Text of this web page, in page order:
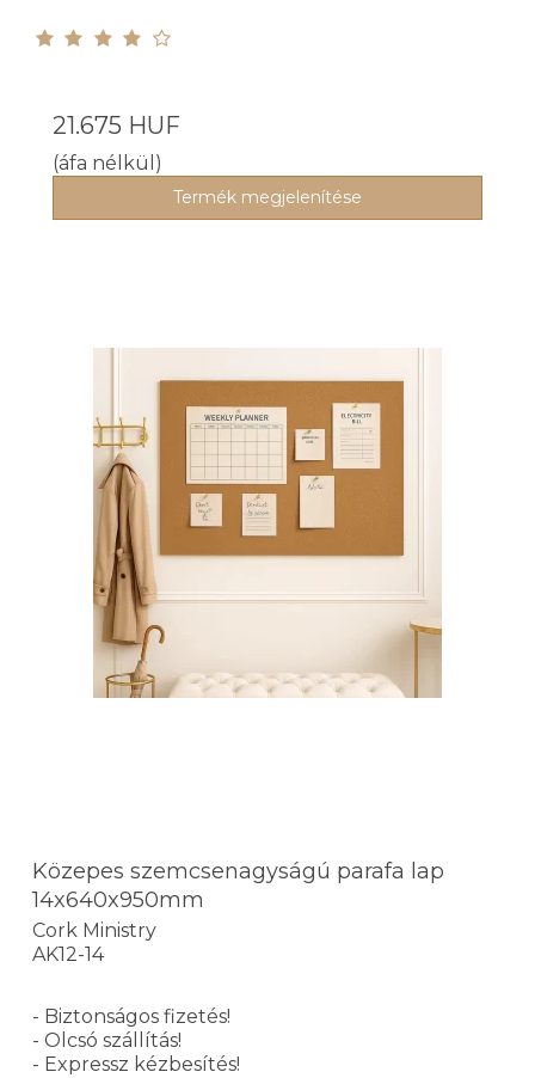
21.675 HUF
(áfa nélkül)
Termék megjelenítése
Közepes szemcsenagyságú parafa lap
14x640x950mm
Cork Ministry
AK12-14
- Biztonságos fizetés!
- Olcsó szállítás!
- Expressz kézbesítés!